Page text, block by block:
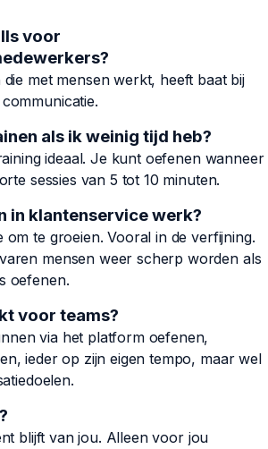
voor
met mensen werkt, heeft baat bij
als ik weinig tijd heb?
ideaal. Je kunt oefenen wanneer
sessies van 5 tot 10 minuten.
in klantenservice werk?
om te groeien. Vooral in de verfijning.
mensen weer scherp worden als
oefenen.
voor teams?
via het platform oefenen,
ieder op zijn eigen tempo, maar wel
blijft van jou. Alleen voor jou